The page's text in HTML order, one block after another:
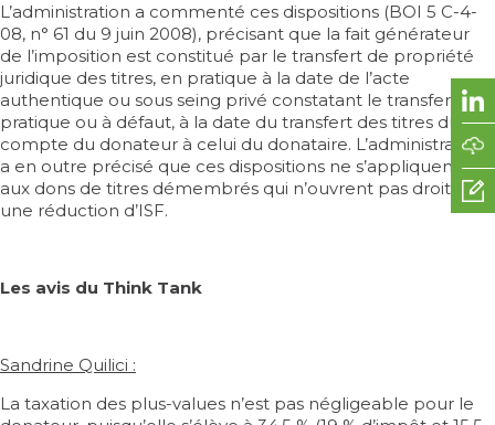
L’administration a commenté ces dispositions (BOI 5 C-4-
08, n° 61 du 9 juin 2008), précisant que la fait générateur
de l’imposition est constitué par le transfert de propriété
juridique des titres, en pratique à la date de l’acte
authentique ou sous seing privé constatant le transfert de
pratique ou à défaut, à la date du transfert des titres du
compte du donateur à celui du donataire. L’administration
a en outre précisé que ces dispositions ne s’appliquent pas
aux dons de titres démembrés qui n’ouvrent pas droit à
une réduction d’ISF.
Les avis du Think Tank
Sandrine Quilici :
La taxation des plus-values n’est pas négligeable pour le